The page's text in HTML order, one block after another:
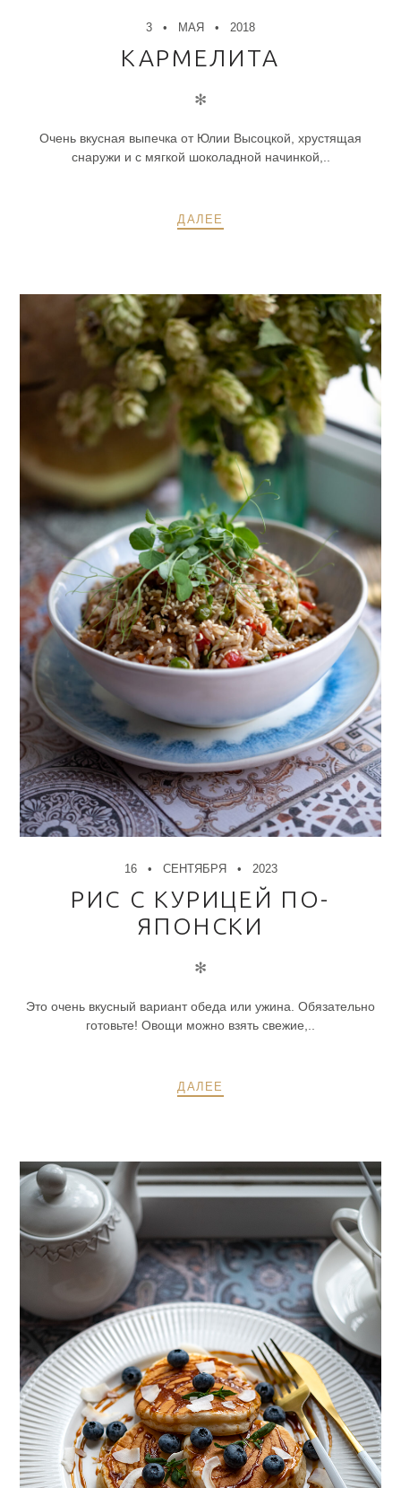
3 МАЯ 2018
КАРМЕЛИТА
✻
Очень вкусная выпечка от Юлии Высоцкой, хрустящая
снаружи и с мягкой шоколадной начинкой,..
ДАЛЕЕ
16 СЕНТЯБРЯ 2023
РИС С КУРИЦЕЙ ПО-
ЯПОНСКИ
✻
Это очень вкусный вариант обеда или ужина. Обязательно
готовьте! Овощи можно взять свежие,..
ДАЛЕЕ